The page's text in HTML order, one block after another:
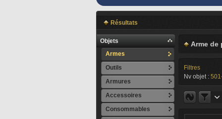
Résultats
Objets
Armes
Outils
Armures
Accessoires
Consommables
Arme de
Filtres
Nv objet :